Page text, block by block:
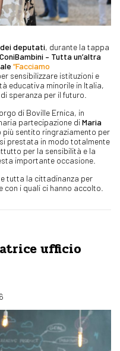
deputati, durante la tappa
ConiBambini – Tutta un’altra
“Facciamo
sensibilizzare istituzioni e
educativa minorile in Italia,
speranza per il futuro.
di Boville Ernica, in
partecipazione diMaria
più sentito ringraziamento per
prestata in modo totalmente
per la sensibilità e la
importante occasione.
tutta la cittadinanza per
con i quali ci hanno accolto.
ufficio